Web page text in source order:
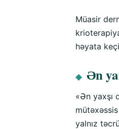
Müasir
həyata
◆ Ən
«Ən yaxşı
yalnız